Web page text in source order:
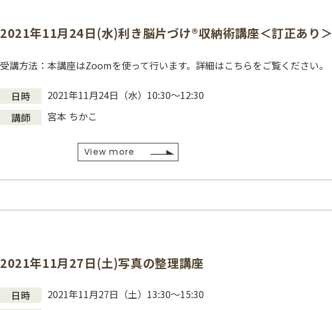
2021年11月24日(水)利き脳片づけ®収納術講座＜訂正あり＞
受講方法：本講座はZoomを使って行います。詳細はこちらをご覧ください。
日時
2021年11月24日（水）10:30〜12:30
講師
宮本 ちかこ
View more
2021年11月27日(土)写真の整理講座
日時
2021年11月27日（土）13:30～15:30